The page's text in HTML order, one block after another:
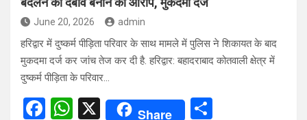
June 20, 2026 admin
हरिद्वार में दुष्कर्म पीड़िता परिवार के साथ मामले में पुलिस ने शिकायत के बाद
मुकदमा दर्ज कर जांच तेज कर दी है. हरिद्वार: बहादराबाद कोतवाली क्षेत्र में
दुष्कर्म पीड़िता के परिवार…
F
W X Share